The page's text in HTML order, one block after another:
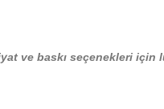
ve baskı seçenekleri için